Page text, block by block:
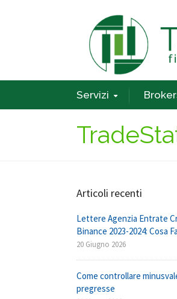
Servizi
Articoli recenti
Lettere Agenzia Entrate
Binance 2023-2024: Cosa
20 Giugno 2026
Come controllare
pregresse